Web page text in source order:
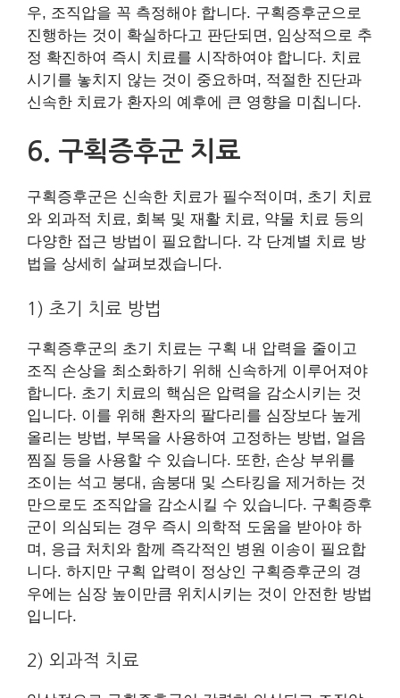
우, 조직압을 꼭 측정해야 합니다. 구획증후군으로
진행하는 것이 확실하다고 판단되면, 임상적으로 추
정 확진하여 즉시 치료를 시작하여야 합니다. 치료
시기를 놓치지 않는 것이 중요하며, 적절한 진단과
신속한 치료가 환자의 예후에 큰 영향을 미칩니다.
6. 구획증후군 치료
구획증후군은 신속한 치료가 필수적이며, 초기 치료
와 외과적 치료, 회복 및 재활 치료, 약물 치료 등의
다양한 접근 방법이 필요합니다. 각 단계별 치료 방
법을 상세히 살펴보겠습니다.
1) 초기 치료 방법
구획증후군의 초기 치료는 구획 내 압력을 줄이고
조직 손상을 최소화하기 위해 신속하게 이루어져야
합니다. 초기 치료의 핵심은 압력을 감소시키는 것
입니다. 이를 위해 환자의 팔다리를 심장보다 높게
올리는 방법, 부목을 사용하여 고정하는 방법, 얼음
찜질 등을 사용할 수 있습니다. 또한, 손상 부위를
조이는 석고 붕대, 솜붕대 및 스타킹을 제거하는 것
만으로도 조직압을 감소시킬 수 있습니다. 구획증후
군이 의심되는 경우 즉시 의학적 도움을 받아야 하
며, 응급 처치와 함께 즉각적인 병원 이송이 필요합
니다. 하지만 구획 압력이 정상인 구획증후군의 경
우에는 심장 높이만큼 위치시키는 것이 안전한 방법
입니다.
2) 외과적 치료